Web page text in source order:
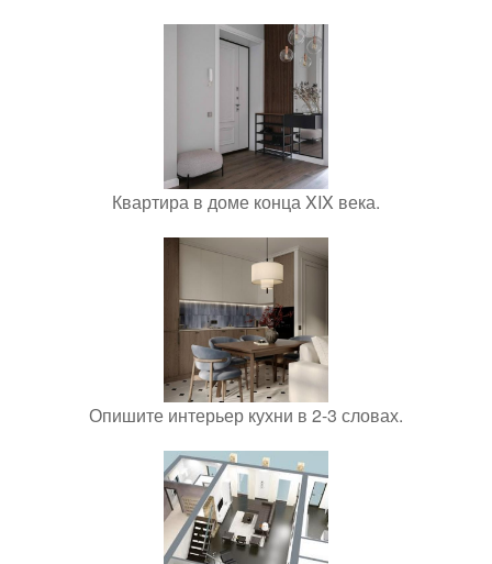
Квартира в доме конца XIX века.
Опишите интерьер кухни в 2-3 словах.